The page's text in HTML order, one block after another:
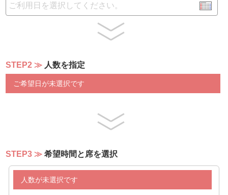
STEP2 人数を指定
ご希望日が未選択です
STEP3 希望時間と席を選択
人数が未選択です